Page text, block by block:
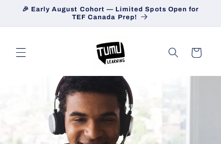
passer
🎉 Early August Cohort — Limited Spots Open for
TEF Canada Prep!
Panier